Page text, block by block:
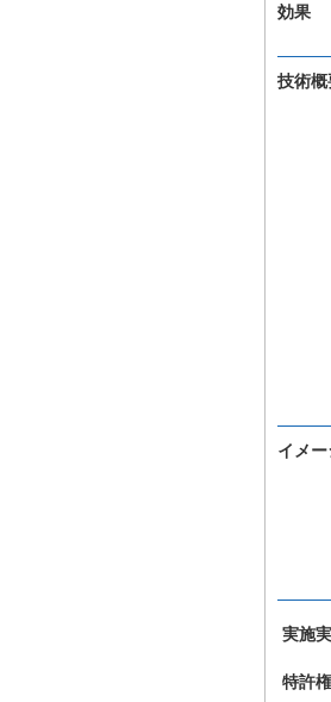
効果
技術概
イメー
実
特許